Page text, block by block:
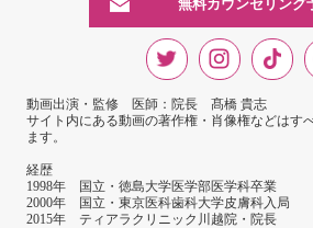
無料カウンセリング
動画出演・監修 医師：院長 髙橋 貴志
サイト内にある動画の著作権・肖像権などはす
ます。
経歴
1998年 国立・徳島大学医学部医学科卒業
2000年 国立・東京医科歯科大学皮膚科入局
2015年 ティアラクリニック川越院・院長